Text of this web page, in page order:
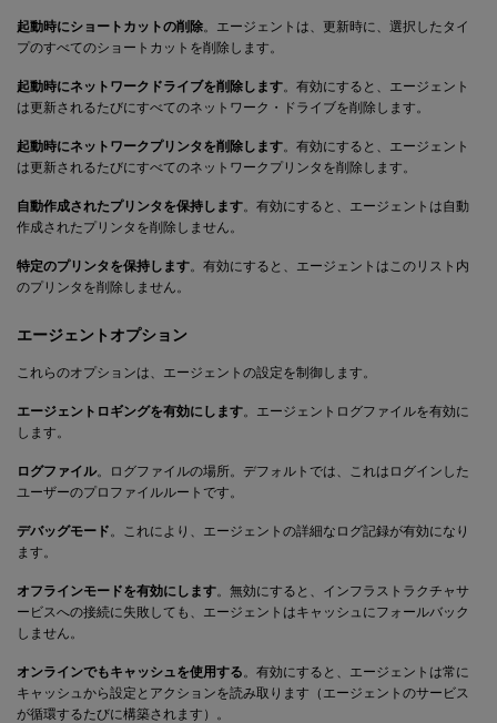
起動時にショートカットの削除。エージェントは、更新時に、選択したタイ
プのすべてのショートカットを削除します。
起動時にネットワークドライブを削除します。有効にすると、エージェント
は更新されるたびにすべてのネットワーク・ドライブを削除します。
起動時にネットワークプリンタを削除します。有効にすると、エージェント
は更新されるたびにすべてのネットワークプリンタを削除します。
自動作成されたプリンタを保持します。有効にすると、エージェントは自動
作成されたプリンタを削除しません。
特定のプリンタを保持します。有効にすると、エージェントはこのリスト内
のプリンタを削除しません。
エージェントオプション
これらのオプションは、エージェントの設定を制御します。
エージェントロギングを有効にします。エージェントログファイルを有効に
します。
ログファイル。ログファイルの場所。デフォルトでは、これはログインした
ユーザーのプロファイルルートです。
デバッグモード 。これにより、エージェントの詳細なログ記録が有効になり
ます。
オフラインモードを有効にします。無効にすると、インフラストラクチャサ
ービスへの接続に失敗しても、エージェントはキャッシュにフォールバック
しません。
オンラインでもキャッシュを使用する 。有効にすると、エージェントは常に
キャッシュから設定とアクションを読み取ります（エージェントのサービス
が循環するたびに構築されます）。